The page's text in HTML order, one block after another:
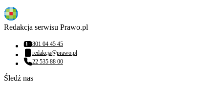
Redakcja serwisu Prawo.pl
Numer telefonu:
801 04 45 45
Adres email:
redakcja@prawo.pl
Numer telefonu:
22 535 88 00
Śledź nas